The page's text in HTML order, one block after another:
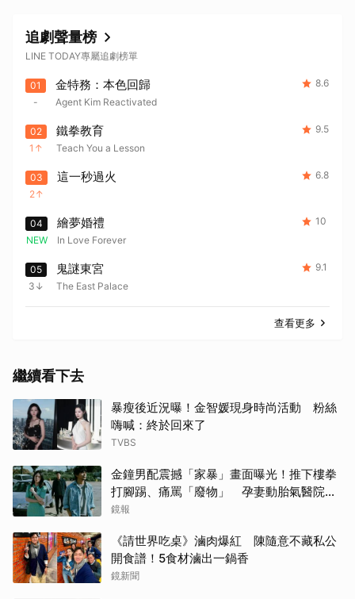
追劇聲量榜
LINE TODAY專屬追劇榜單
01
-
金特務：本色回歸
Agent Kim Reactivated
8.6
02
1
鐵拳教育
Teach You a Lesson
9.5
03
2
這一秒過火 6.8
04
NEW
繪夢婚禮
In Love Forever
10
05
3
鬼謎東宮
The East Palace
9.1
查看更多
繼續看下去
暴瘦後近況曝！金智媛現身時尚活動 粉絲
嗨喊：終於回來了
TVBS
金鐘男配震撼「家暴」畫面曝光！推下樓拳
打腳踢、痛罵「廢物」 孕妻動胎氣醫院爆
激烈衝突
鏡報
《請世界吃桌》滷肉爆紅 陳隨意不藏私公
開食譜！5食材滷出一鍋香
鏡新聞